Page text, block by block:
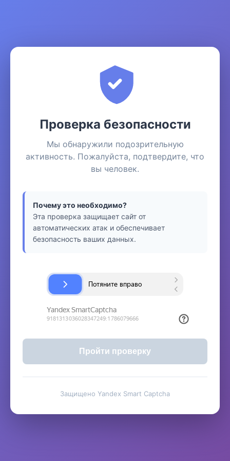
Проверка безопасности
Мы обнаружили подозрительную
активность. Пожалуйста, подтвердите, что
вы человек.
Почему это необходимо?
Эта проверка защищает сайт от
автоматических атак и обеспечивает
безопасность ваших данных.
Пройти проверку
Защищено Yandex Smart Captcha